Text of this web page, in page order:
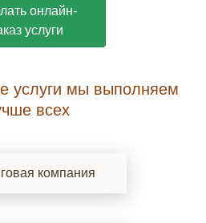
онлайн-
услуги
услуги мы выполняем
всех
компания